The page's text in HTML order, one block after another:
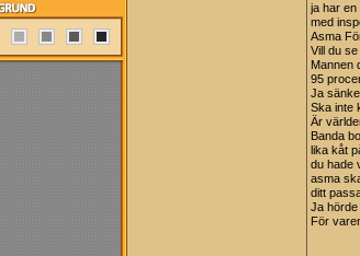
ja har en
med
Asma
Vill du
Mannen
95
Ja
Ska inte
Är
Banda
lika kåt
du hade
asma
ditt
Ja hörde
För